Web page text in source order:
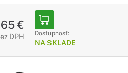
€
DPH Dostupnosť:
NA SKLADE